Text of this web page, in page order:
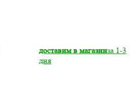
доставим в магазинза 1-3
дня